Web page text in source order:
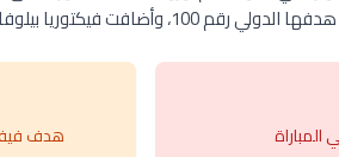
الهدفين الآخرين، مؤكدات تفوق الطواحين الهولندية.
هدف